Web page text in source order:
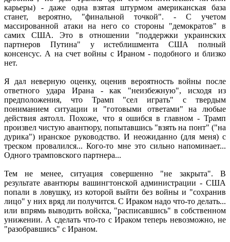
карьеры) - даже одна взятая штурмом американская база
станет, вероятно, "финальной точкой". - С учетом
массированной атаки на него со стороны "демократов" в
самих США. Это в отношении "поддержки украинских
партнеров Путина" у истеблишмента США полный
консенсус. А на счет войны с Ираном - подобного и близко
нет.
Я дал неверную оценку, оценив вероятность войны после
ответного удара Ирана - как "неизбежную", исходя из
предположения, что Трамп "сел играть" с твердым
пониманием ситуации и "готовыми ответами" на любые
действия аятолл. Похоже, что я ошибся в главном - Трамп
произвел чистую авантюру, попытавшись "взять на понт" ("на
дурика") иранское руководство. И неожиданно (для меня) с
треском провалился... Кого-то мне это сильно напоминает...
Одного трамповского партнера...
Тем не менее, ситуация совершенно "не закрыта". В
результате авантюры вашингтонской администрации - США
попали в ловушку, из которой выйти без войны и "сохранив
лицо" у них вряд ли получится. С Ираком надо что-то делать...
или впрямь выводить войска, "расписавшись" в собственном
унижении. А сделать что-то с Ираком теперь невозможно, не
"разобравшись" с Ираном.